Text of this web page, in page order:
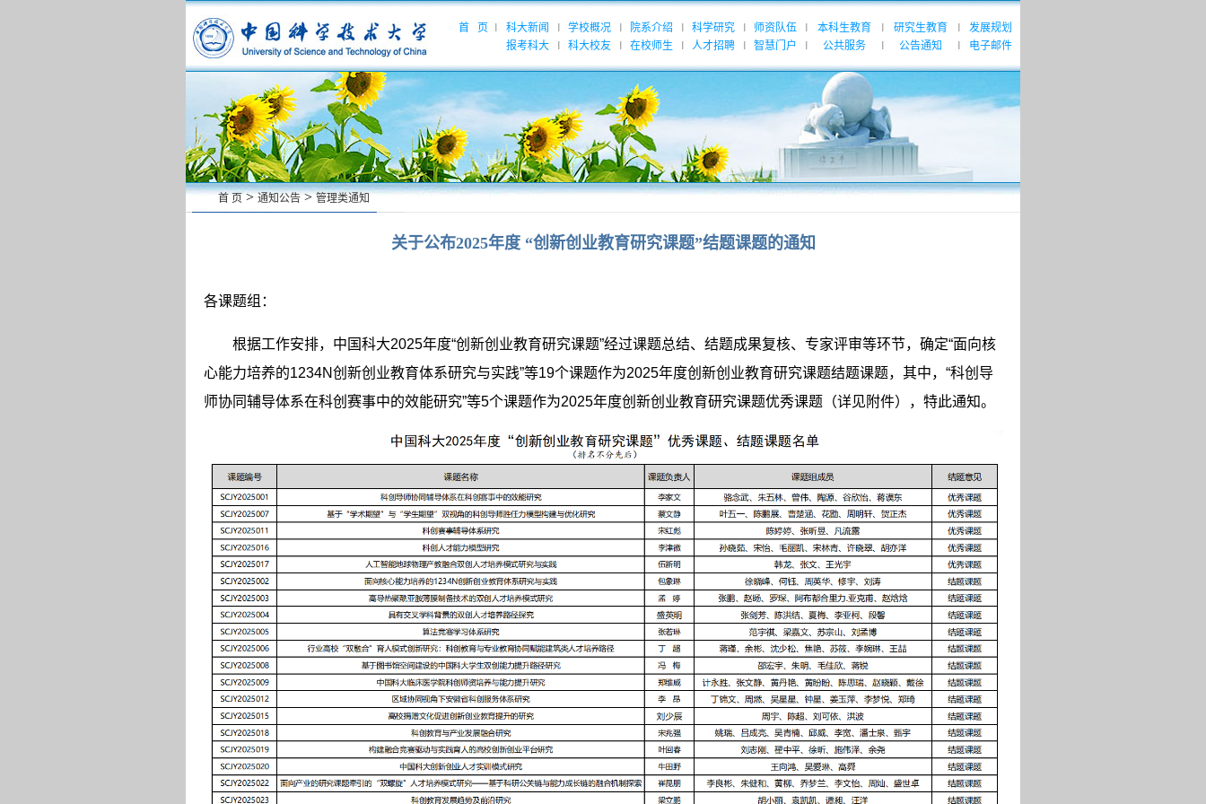
首 页 科大新闻 学校概况 院系介绍 科学研究 师资队伍 本科生教育 研究生教育
发展规划
报考科大
科大校友 在校师生 人才招聘 智慧门户 公共服务 公告通知 电子邮件
首 页>通知公告>管理类通知
关于公布2025年度 “创新创业教育研究课题”结题课题的通知
各课题组：
根据工作安排，中国科大2025年度“创新创业教育研究课题”经过课题总结、结题成果复核、专家评审等环节，确定“面向核
心能力培养的1234N创新创业教育体系研究与实践”等19个课题作为2025年度创新创业教育研究课题结题课题，其中， “科创导
师协同辅导体系在科创赛事中的效能研究”等5个课题作为2025年度创新创业教育研究课题优秀课题（详见附件），特此通知。